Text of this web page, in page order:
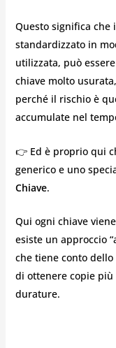
Questo significa che
standardizzato in
utilizzata, può
chiave molto
perché il rischio è
accumulate nel
👉 Ed è proprio qui
generico e uno
Chiave.
Qui ogni chiave
esiste un approccio
che tiene conto
di ottenere copie
durature.